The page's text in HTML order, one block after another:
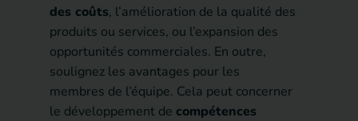
des coûts, l’amélioration de la qualité des
produits ou services, ou l’expansion des
opportunités commerciales. En outre,
soulignez les avantages pour les
membres de l’équipe. Cela peut concerner
le développement de compétences